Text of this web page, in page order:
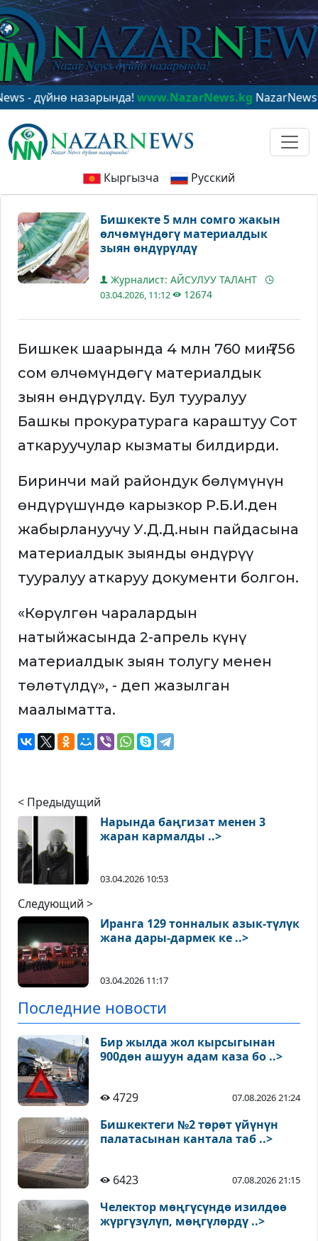
назарында!www.NazarNews.kgNazarNews - в
Кыргызча Русский
Бишкекте 5 млн сомго жакын
өлчөмүндөгү материалдык
зыян өндүрүлдү
Журналист: АЙСУЛУУ ТАЛАНТ
03.04.2026, 11:12 12674
Бишкек шаарында 4 млн 760 миң 756
сом өлчөмүндөгү материалдык
зыян өндүрүлдү. Бул тууралуу
Башкы прокуратурага караштуу Сот
аткаруучулар кызматы билдирди.
Биринчи май райондук бөлүмүнүн
өндүрүшүндө карызкор Р.Б.И.ден
жабырлануучу У.Д.Д.нын пайдасына
материалдык зыянды өндүрүү
тууралуу аткаруу документи болгон.
«Көрүлгөн чаралардын
натыйжасында 2-апрель күнү
материалдык зыян толугу менен
төлөтүлдү», - деп жазылган
маалыматта.
< Предыдущий
Нарында баңгизат менен 3
жаран кармалды ..>
03.04.2026 10:53
Следующий >
Иранга 129 тонналык азык-түлүк
жана дары-дармек ке ..>
03.04.2026 11:17
Последние новости
Бир жылда жол кырсыгынан
900дөн ашуун адам каза бо ..>
4729 07.08.2026 21:24
Бишкектеги №2 төрөт үйүнүн
палатасынан кантала таб ..>
6423 07.08.2026 21:15
Челектор мөңгүсүндө изилдөө
жүргүзүлүп, мөңгүлөрдү ..>